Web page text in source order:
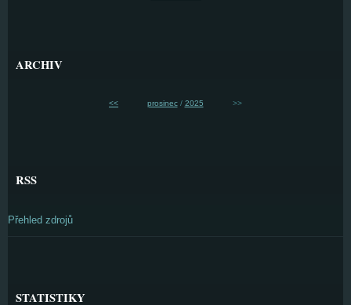
ARCHIV
<< prosinec/ 2025 >>
RSS
Přehled zdrojů
STATISTIKY